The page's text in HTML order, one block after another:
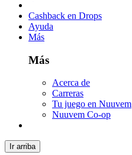
Cashback en Drops
Ayuda
Más
Más
Acerca de
Carreras
Tu juego en Nuuvem
Nuuvem Co-op
Ir arriba